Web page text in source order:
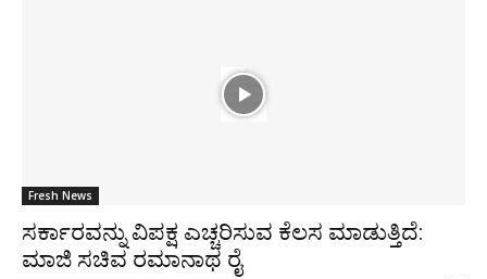
Fresh News
ಸರ್ಕಾರವನ್ನು ವಿಪಕ್ಷ ಎಚ್ಚರಿಸುವ ಕೆಲಸ ಮಾಡುತ್ತಿದೆ:
ಮಾಜಿ ಸಚಿವ ರಮಾನಾಥ ರೈ